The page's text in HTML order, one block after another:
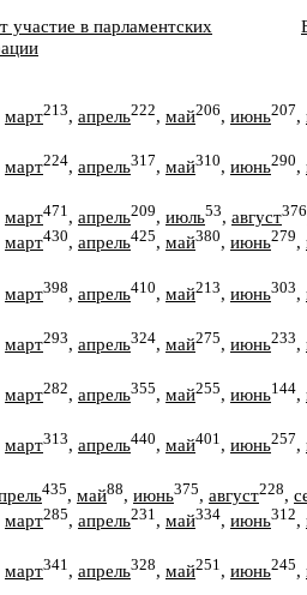
участие в парламентских
март213, апрель222, май206, июнь207,
март224, апрель317, май310, июнь290,
март471, апрель209, июль53, август376
март430, апрель425, май380, июнь279,
март398, апрель410, май213, июнь303,
март293, апрель324, май275, июнь233,
март282, апрель355, май255, июнь144,
март313, апрель440, май401, июнь257,
435, май88, июнь375, август228,
март285, апрель231, май334, июнь312,
март341, апрель328, май251, июнь245,